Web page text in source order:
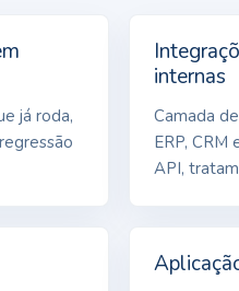
já roda,
internas
Camada
ERP,
API,